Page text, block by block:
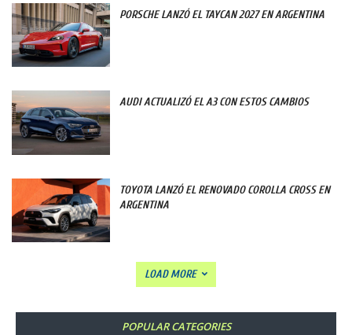
PORSCHE LANZÓ EL TAYCAN 2027 EN ARGENTINA
AUDI ACTUALIZÓ EL A3 CON ESTOS CAMBIOS
TOYOTA LANZÓ EL RENOVADO COROLLA CROSS EN
ARGENTINA
LOAD MORE
POPULAR CATEGORIES